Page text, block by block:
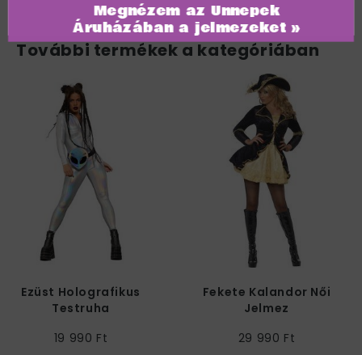
További termékek a kategóriában
Ezüst Holografikus
Testruha
19 990 Ft
Fekete Kalandor Női
Jelmez
29 990 Ft
Megnézem az Ünnepek
Áruházában a jelmezeket »